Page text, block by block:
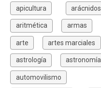
apicultura arácnidos
aritmética armas
arte artes marciales
astrología astronomía
automovilismo